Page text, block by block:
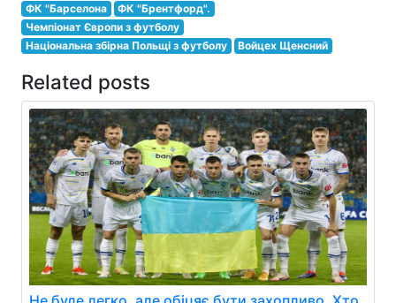
ФК "Барселона
ФК "Брентфорд".
Чемпіонат Європи з футболу
Національна збірна Польщі з футболу
Войцех Щенсний
Related posts